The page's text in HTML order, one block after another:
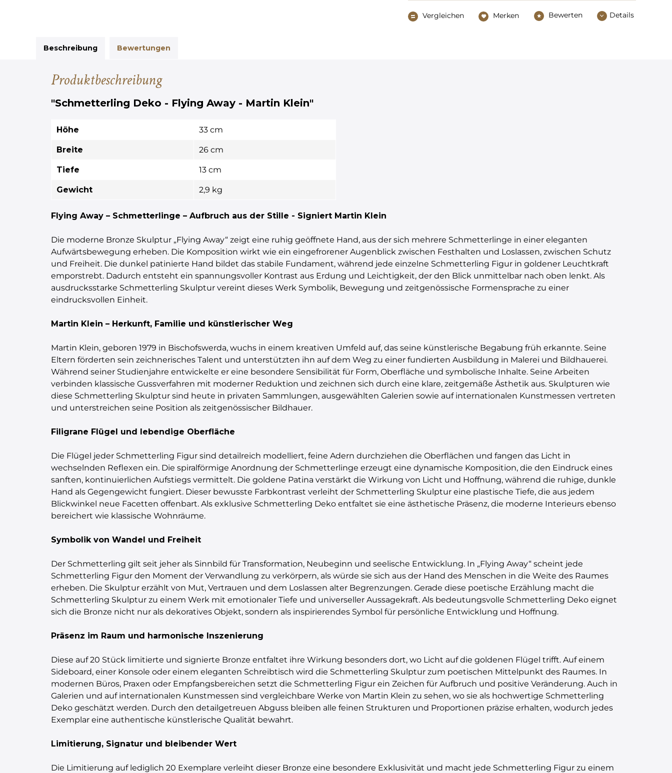
Vergleichen Merken Bewerten Details
Beschreibung Bewertungen
Produktbeschreibung
"Schmetterling Deko - Flying Away - Martin Klein"
Höhe 33 cm
Breite 26 cm
Tiefe 13 cm
Gewicht 2,9 kg
Flying Away – Schmetterlinge – Aufbruch aus der Stille - Signiert Martin Klein
Die moderne Bronze Skulptur „Flying Away“ zeigt eine ruhig geöffnete Hand, aus der sich mehrere Schmetterlinge in einer eleganten
Aufwärtsbewegung erheben. Die Komposition wirkt wie ein eingefrorener Augenblick zwischen Festhalten und Loslassen, zwischen Schutz
und Freiheit. Die dunkel patinierte Hand bildet das stabile Fundament, während jede einzelne Schmetterling Figur in goldener Leuchtkraft
emporstrebt. Dadurch entsteht ein spannungsvoller Kontrast aus Erdung und Leichtigkeit, der den Blick unmittelbar nach oben lenkt. Als
ausdrucksstarke Schmetterling Skulptur vereint dieses Werk Symbolik, Bewegung und zeitgenössische Formensprache zu einer
eindrucksvollen Einheit.
Martin Klein – Herkunft, Familie und künstlerischer Weg
Martin Klein, geboren 1979 in Bischofswerda, wuchs in einem kreativen Umfeld auf, das seine künstlerische Begabung früh erkannte. Seine
Eltern förderten sein zeichnerisches Talent und unterstützten ihn auf dem Weg zu einer fundierten Ausbildung in Malerei und Bildhauerei.
Während seiner Studienjahre entwickelte er eine besondere Sensibilität für Form, Oberfläche und symbolische Inhalte. Seine Arbeiten
verbinden klassische Gussverfahren mit moderner Reduktion und zeichnen sich durch eine klare, zeitgemäße Ästhetik aus. Skulpturen wie
diese Schmetterling Skulptur sind heute in privaten Sammlungen, ausgewählten Galerien sowie auf internationalen Kunstmessen vertreten
und unterstreichen seine Position als zeitgenössischer Bildhauer.
Filigrane Flügel und lebendige Oberfläche
Die Flügel jeder Schmetterling Figur sind detailreich modelliert, feine Adern durchziehen die Oberflächen und fangen das Licht in
wechselnden Reflexen ein. Die spiralförmige Anordnung der Schmetterlinge erzeugt eine dynamische Komposition, die den Eindruck eines
sanften, kontinuierlichen Aufstiegs vermittelt. Die goldene Patina verstärkt die Wirkung von Licht und Hoffnung, während die ruhige, dunkle
Hand als Gegengewicht fungiert. Dieser bewusste Farbkontrast verleiht der Schmetterling Skulptur eine plastische Tiefe, die aus jedem
Blickwinkel neue Facetten offenbart. Als exklusive Schmetterling Deko entfaltet sie eine ästhetische Präsenz, die moderne Interieurs ebenso
bereichert wie klassische Wohnräume.
Symbolik von Wandel und Freiheit
Der Schmetterling gilt seit jeher als Sinnbild für Transformation, Neubeginn und seelische Entwicklung. In „Flying Away“ scheint jede
Schmetterling Figur den Moment der Verwandlung zu verkörpern, als würde sie sich aus der Hand des Menschen in die Weite des Raumes
erheben. Die Skulptur erzählt von Mut, Vertrauen und dem Loslassen alter Begrenzungen. Gerade diese poetische Erzählung macht die
Schmetterling Skulptur zu einem Werk mit emotionaler Tiefe und universeller Aussagekraft. Als bedeutungsvolle Schmetterling Deko eignet
sich die Bronze nicht nur als dekoratives Objekt, sondern als inspirierendes Symbol für persönliche Entwicklung und Hoffnung.
Präsenz im Raum und harmonische Inszenierung
Diese auf 20 Stück limitierte und signierte Bronze entfaltet ihre Wirkung besonders dort, wo Licht auf die goldenen Flügel trifft. Auf einem
Sideboard, einer Konsole oder einem eleganten Schreibtisch wird die Schmetterling Skulptur zum poetischen Mittelpunkt des Raumes. In
modernen Büros, Praxen oder Empfangsbereichen setzt die Schmetterling Figur ein Zeichen für Aufbruch und positive Veränderung. Auch in
Galerien und auf internationalen Kunstmessen sind vergleichbare Werke von Martin Klein zu sehen, wo sie als hochwertige Schmetterling
Deko geschätzt werden. Durch den detailgetreuen Abguss bleiben alle feinen Strukturen und Proportionen präzise erhalten, wodurch jedes
Exemplar eine authentische künstlerische Qualität bewahrt.
Limitierung, Signatur und bleibender Wert
Die Limitierung auf lediglich 20 Exemplare verleiht dieser Bronze eine besondere Exklusivität und macht jede Schmetterling Figur zu einem